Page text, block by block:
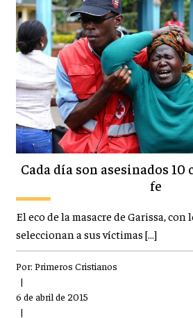
Cada día son asesinados
fe
El eco de la masacre de Garissa, con
seleccionan a sus víctimas […]
Por: Primeros Cristianos
|
6 de abril de 2015
|